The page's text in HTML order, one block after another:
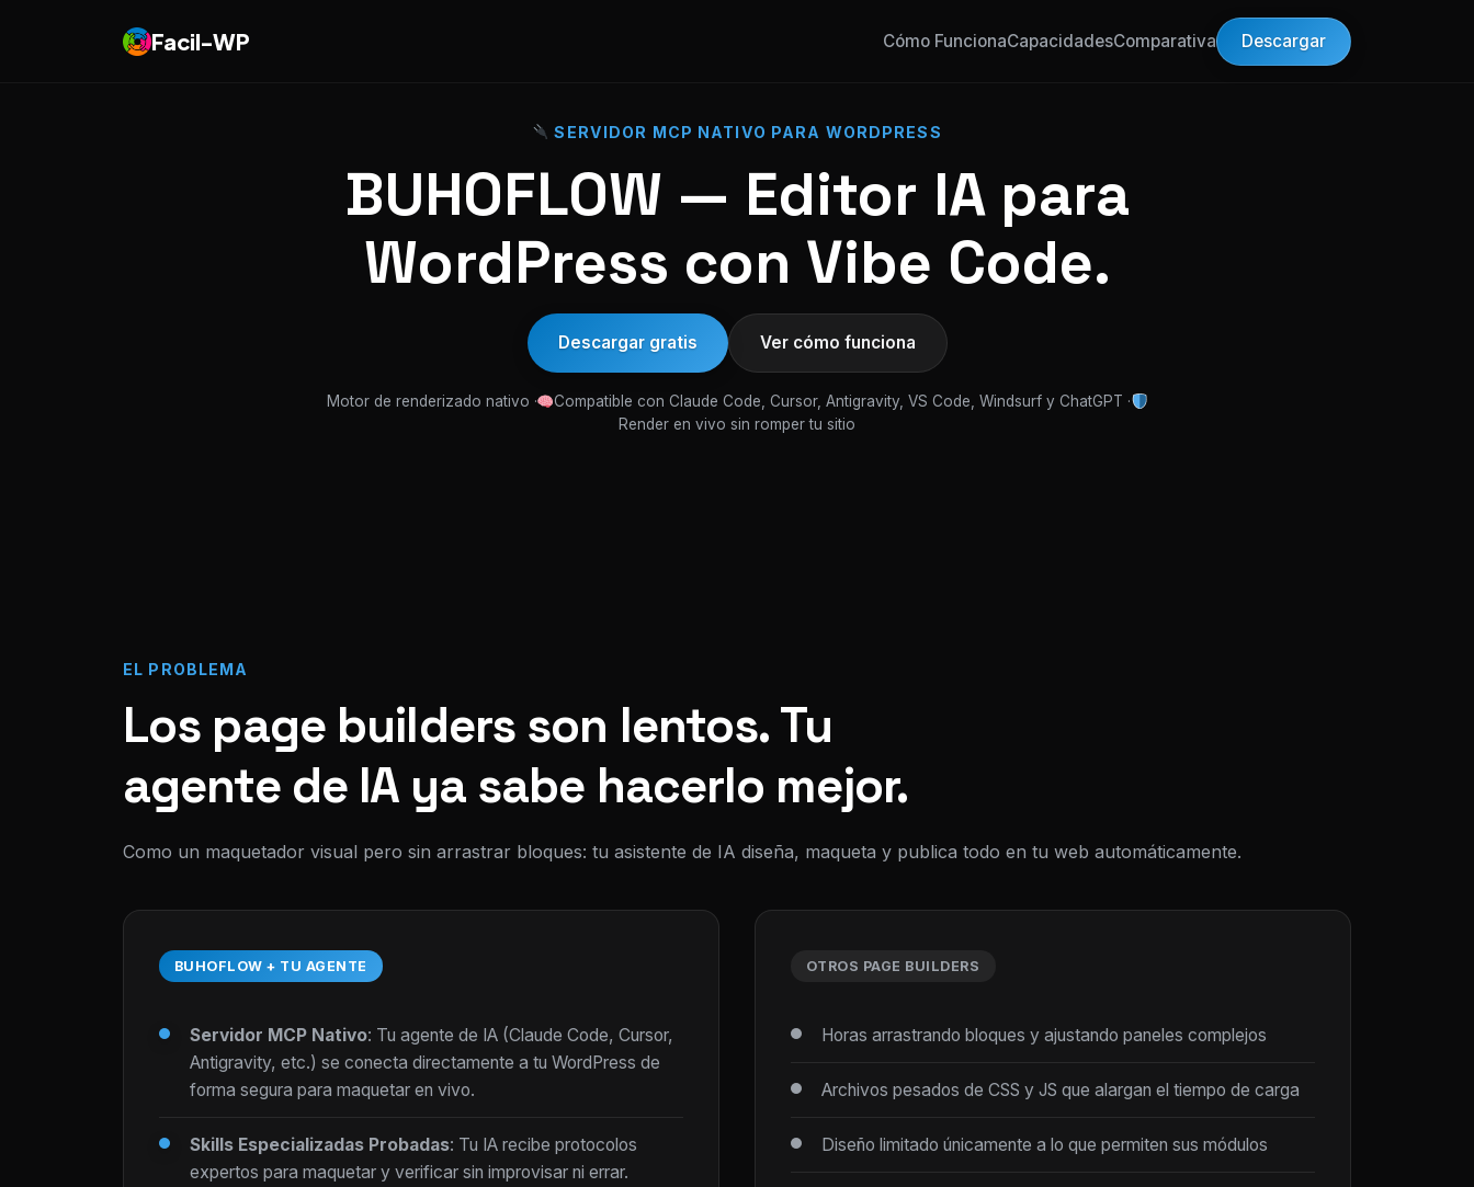
Facil-WP Cómo FuncionaCapacidadesComparativa Descargar
SERVIDOR MCP NATIVO PARA WORDPRESS
BUHOFLOW — Editor IA para
WordPress con Vibe Code.
Descargar gratis Ver cómo funciona
Motor de renderizado nativo ·
Compatible con Claude Code, Cursor, Antigravity, VS Code, Windsurf y ChatGPT ·
Render en vivo sin romper tu sitio
EL PROBLEMA
Los page builders son lentos. Tu
agente de IA ya sabe hacerlo mejor.
Como un maquetador visual pero sin arrastrar bloques: tu asistente de IA diseña, maqueta y publica todo en tu web automáticamente.
BUHOFLOW + TU AGENTE
Servidor MCP Nativo: Tu agente de IA (Claude Code, Cursor,
Antigravity, etc.) se conecta directamente a tu WordPress de
forma segura para maquetar en vivo.
Skills Especializadas Probadas: Tu IA recibe protocolos
expertos para maquetar y verificar sin improvisar ni errar.
OTROS PAGE BUILDERS
Horas arrastrando bloques y ajustando paneles complejos
Archivos pesados de CSS y JS que alargan el tiempo de carga
Diseño limitado únicamente a lo que permiten sus módulos